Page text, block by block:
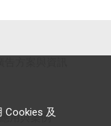
用與案例
Cookies 及